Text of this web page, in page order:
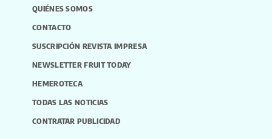
QUIÉNES SOMOS
CONTACTO
SUSCRIPCIÓN REVISTA IMPRESA
NEWSLETTER FRUIT TODAY
HEMEROTECA
TODAS LAS NOTICIAS
CONTRATAR PUBLICIDAD